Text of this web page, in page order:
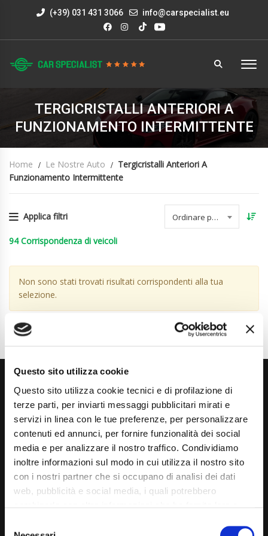
Questo sito utilizza cookie
Questo sito utilizza cookie tecnici e di profilazione di
terze parti, per inviarti messaggi pubblicitari mirati e
servizi in linea con le tue preferenze, per personalizzare
contenuti ed annunci, per fornire funzionalità dei social
media e per analizzare il nostro traffico. Condividiamo
inoltre informazioni sul modo in cui utilizza il nostro sito
con i nostri partner che si occupano di analisi dei dati
web, pubblicità e social media, i quali potrebbero
mera chiusura del banner non comporta l’accettazione
(+39) 031 431 3066 info@carspecialist.eu
TERGICRISTALLI ANTERIORI A
FUNZIONAMENTO INTERMITTENTE
Home Le Nostre Auto
Tergicristalli Anteriori A
Funzionamento Intermittente
Applica filtri Ordinare per data
94 Corrispondenza di veicoli
Non sono stati trovati risultati corrispondenti alla tua
selezione.
Via Giuditta Pasta 2, Como (CO) 22100
(+39) 031 431 3066
info@carspecialist.eu